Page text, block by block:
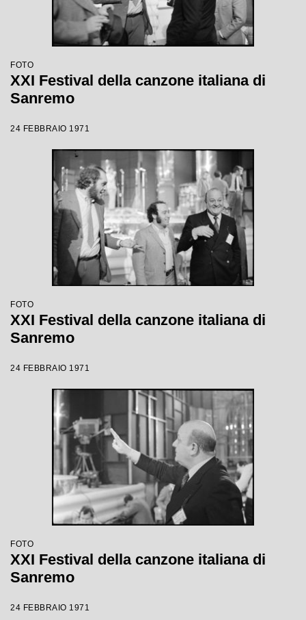
FOTO
XXI Festival della canzone italiana di
Sanremo
24 FEBBRAIO 1971
FOTO
XXI Festival della canzone italiana di
Sanremo
24 FEBBRAIO 1971
FOTO
XXI Festival della canzone italiana di
Sanremo
24 FEBBRAIO 1971